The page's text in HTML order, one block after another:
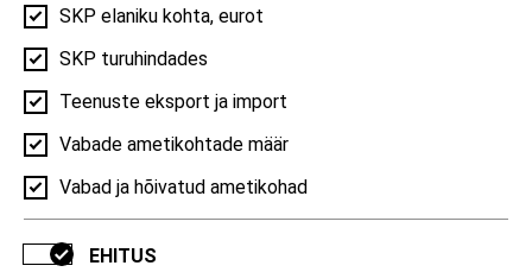
SKP elaniku kohta, eurot
SKP turuhindades
Teenuste eksport ja import
Vabade ametikohtade määr
Vabad ja hõivatud ametikohad
EHITUS
2016
50
75
100